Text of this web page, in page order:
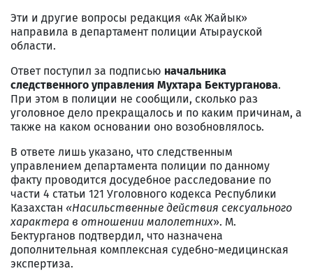
Эти и другие вопросы редакция «Ак Жайык»
направила в департамент полиции Атырауской
области.
Ответ поступил за подписью начальника
следственного управления Мухтара Бектурганова.
При этом в полиции не сообщили, сколько раз
уголовное дело прекращалось и по каким причинам, а
также на каком основании оно возобновлялось.
В ответе лишь указано, что следственным
управлением департамента полиции по данному
факту проводится досудебное расследование по
части 4 статьи 121 Уголовного кодекса Республики
Казахстан «Насильственные действия сексуального
характера в отношении малолетних». М.
Бектурганов подтвердил, что назначена
дополнительная комплексная судебно-медицинская
экспертиза.